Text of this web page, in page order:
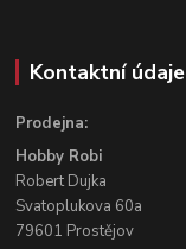
Kontaktní údaje
Prodejna:
Hobby Robi
Robert Dujka
Svatoplukova 60a
79601 Prostějov